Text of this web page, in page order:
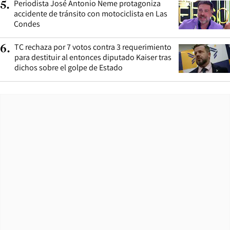
5. Periodista José Antonio Neme protagoniza
accidente de tránsito con motociclista en Las
Condes
6. TC rechaza por 7 votos contra 3 requerimiento
para destituir al entonces diputado Kaiser tras
dichos sobre el golpe de Estado